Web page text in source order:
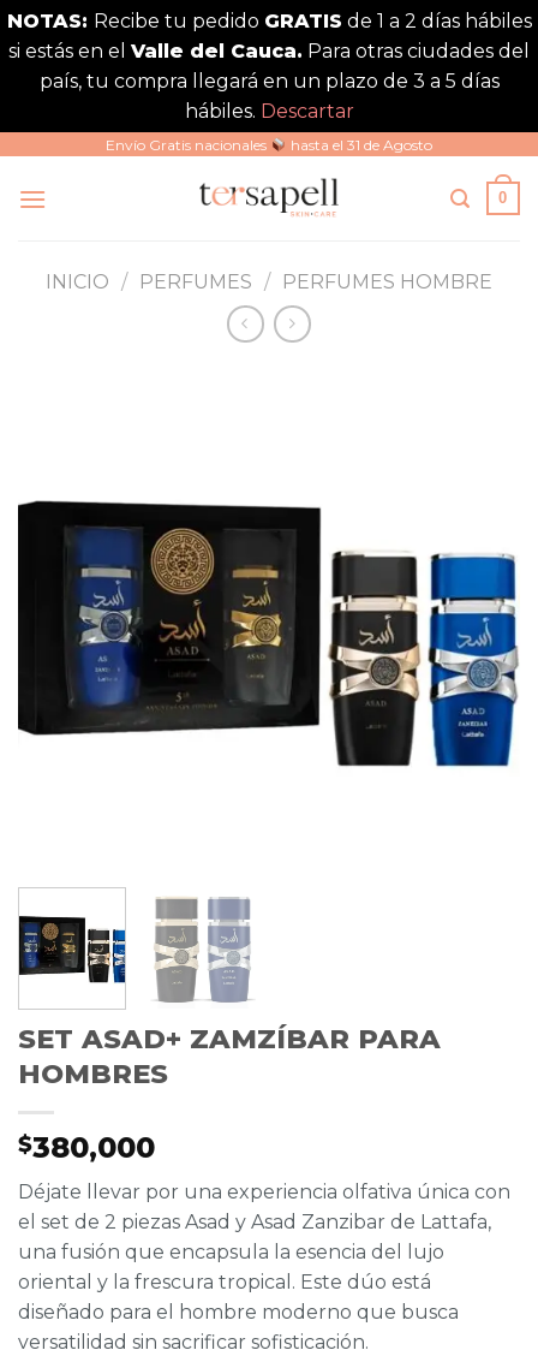
NOTAS: Recibe tu pedido GRATIS de 1 a 2 días hábiles
si estás en el Valle del Cauca. Para otras ciudades del
país, tu compra llegará en un plazo de 3 a 5 días
hábiles. Descartar
contenido
Envío Gratis nacionales hasta el 31 de Agosto
0
INICIO / PERFUMES / PERFUMES HOMBRE
SET ASAD+ ZAMZÍBAR PARA
HOMBRES
$380,000
Déjate llevar por una experiencia olfativa única con
el set de 2 piezas Asad y Asad Zanzibar de Lattafa,
una fusión que encapsula la esencia del lujo
oriental y la frescura tropical. Este dúo está
diseñado para el hombre moderno que busca
versatilidad sin sacrificar sofisticación.